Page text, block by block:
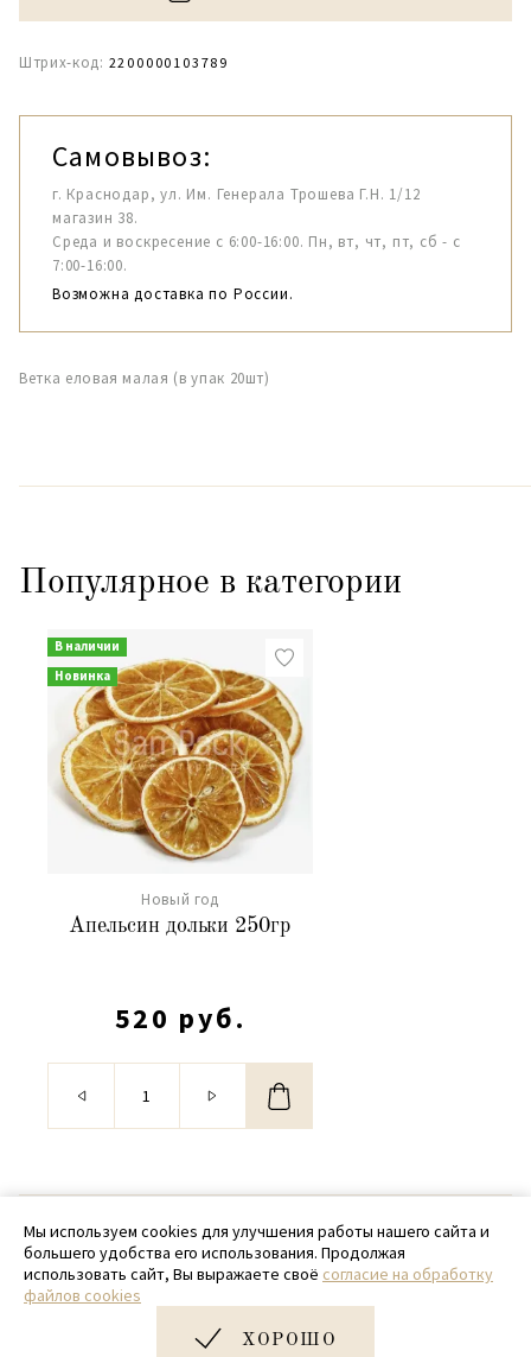
Штрих-код: 2200000103789
Самовывоз:
г. Краснодар, ул. Им. Генерала Трошева Г.Н. 1/12
магазин 38.
Среда и воскресение с 6:00-16:00. Пн, вт, чт, пт, сб - с
7:00-16:00.
Возможна доставка по России.
Ветка еловая малая (в упак 20шт)
Популярное в категории
В наличии
Новинка
Новый год
Апельсин дольки 250гр
520 руб.
© 2020 - 2026 SamPack
+ 7 (918) 699-97-87
zakaz@sampack.store
Мы используем cookies для улучшения работы нашего сайта и
большего удобства его использования. Продолжая
использовать сайт, Вы выражаете своё согласие на обработку
файлов cookies
ХОРОШО